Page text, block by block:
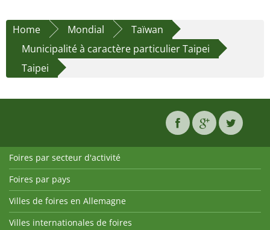
Home Mondial
Taïwan
Municipalité à caractère particulier Taipei
Taipei
Foires par secteur d'activité
Foires par pays
Villes de foires en Allemagne
Villes internationales de foires